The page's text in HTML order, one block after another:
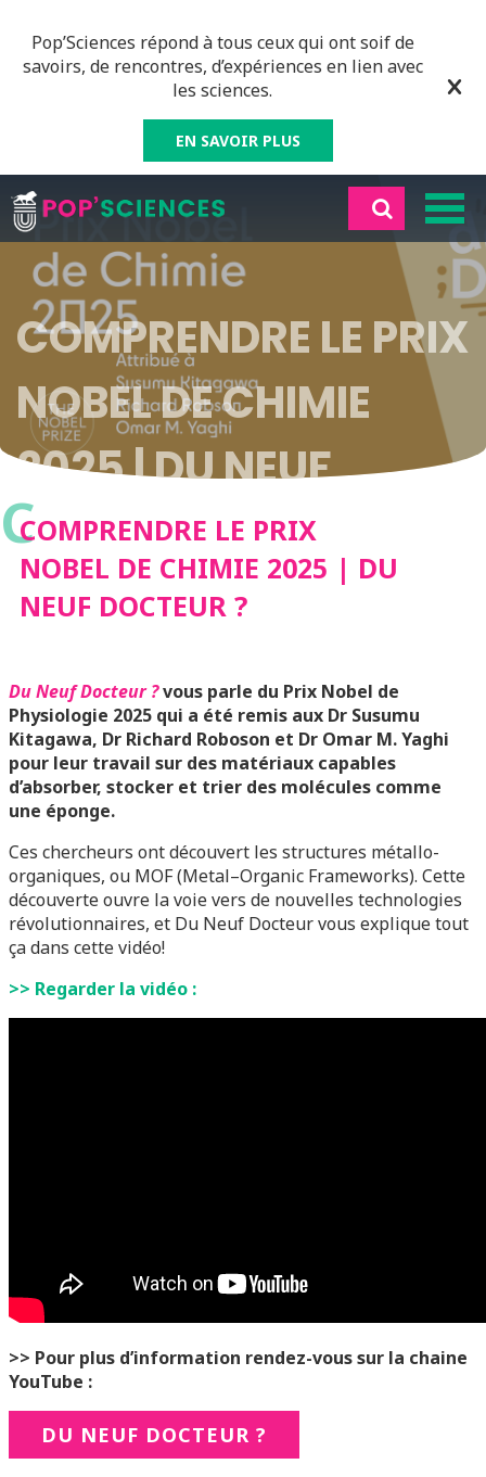
Pop’Sciences répond à tous ceux qui ont soif de
savoirs, de rencontres, d’expériences en lien avec
les sciences.
EN SAVOIR PLUS
COMPRENDRE LE PRIX
NOBEL DE CHIMIE
2025 | DU NEUF
DOCTEUR ?
CCOMPRENDRE LE PRIX
NOBEL DE CHIMIE 2025 | DU
NEUF DOCTEUR ?
Du Neuf Docteur ?vous parle du Prix Nobel de
Physiologie 2025 qui a été remis aux Dr Susumu
Kitagawa, Dr Richard Roboson et Dr Omar M. Yaghi
pour leur travail sur des matériaux capables
d’absorber, stocker et trier des molécules comme
une éponge.
Ces chercheurs ont découvert les structures métallo-
organiques, ou MOF (Metal–Organic Frameworks). Cette
découverte ouvre la voie vers de nouvelles technologies
révolutionnaires, et Du Neuf Docteur vous explique tout
ça dans cette vidéo!
>> Regarder la vidéo :
>> Pour plus d’information rendez-vous sur la chaine
YouTube :
DU NEUF DOCTEUR ?